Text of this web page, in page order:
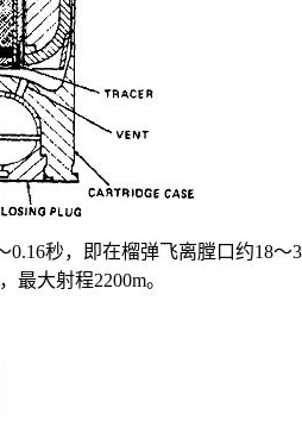
秒，即在榴弹飞离膛口约18
最大射程2200m。